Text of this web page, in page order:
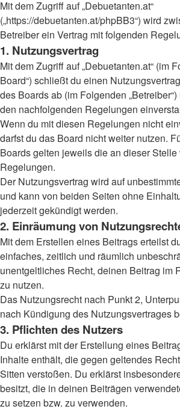
Mit dem Zugriff auf „Debuetanten.at“
(„https://debuetanten.at/phpBB3“) wird
Betreiber ein Vertrag mit folgenden
1. Nutzungsvertrag
Mit dem Zugriff auf „Debuetanten.at“ (im
Board“) schließt du einen
des Boards ab (im Folgenden
den nachfolgenden Regelungen
Wenn du mit diesen Regelungen nicht
darfst du das Board nicht weiter nutzen.
Boards gelten jeweils die an dieser
Regelungen.
Der Nutzungsvertrag wird auf
und kann von beiden Seiten ohne
jederzeit gekündigt werden.
2. Einräumung von
Mit dem Erstellen eines Beitrags erteilst
einfaches, zeitlich und räumlich
unentgeltliches Recht, deinen Beitrag im
zu nutzen.
Das Nutzungsrecht nach Punkt 2,
nach Kündigung des Nutzungsvertrages
3. Pflichten des Nutzers
Du erklärst mit der Erstellung eines
Inhalte enthält, die gegen geltendes
Sitten verstoßen. Du erklärst
besitzt, die in deinen Beiträgen
zu setzen bzw. zu verwenden.